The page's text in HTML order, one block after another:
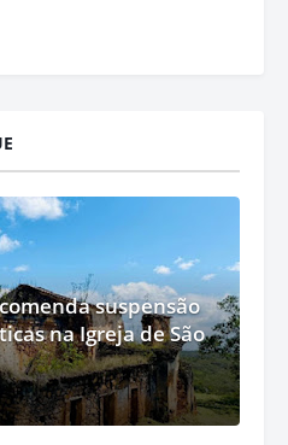
suspensão
na Igreja de São